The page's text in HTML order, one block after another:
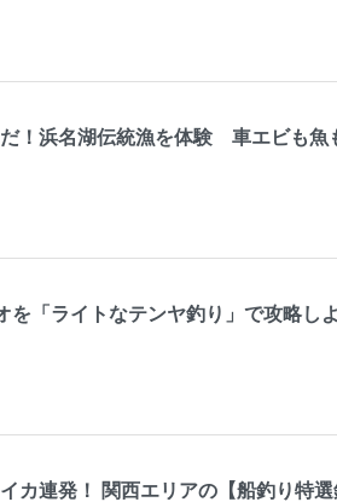
！浜名湖伝統漁を体験 車エビも魚
「ライトなテンヤ釣り」で攻略し
カ連発！ 関西エリアの【船釣り特